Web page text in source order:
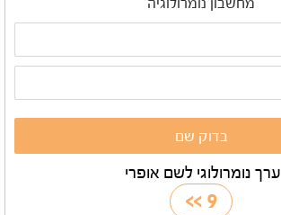
ערך נומרולוגי לשם אופרי
9
>>